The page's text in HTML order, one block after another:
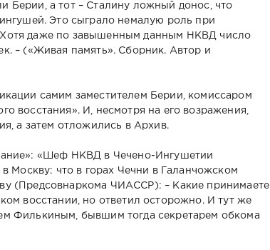
Берии, а тот – Сталину ложный донос, что
Это сыграло немалую роль при
даже по завышенным данным НКВД число
– («Живая память». Сборник. Автор и
самим заместителем Берии, комиссаром
восстания». И, несмотря на его возражения,
а затем отложились в Архив.
«Шеф НКВД в Чечено-Ингушетии
Москву: что в горах Чечни в Галанчожском
(Предсовнаркома ЧИАССР): – Какие принимаете
восстании, но ответил осторожно. И тут же
Филькиным, бывшим тогда секретарем обкома